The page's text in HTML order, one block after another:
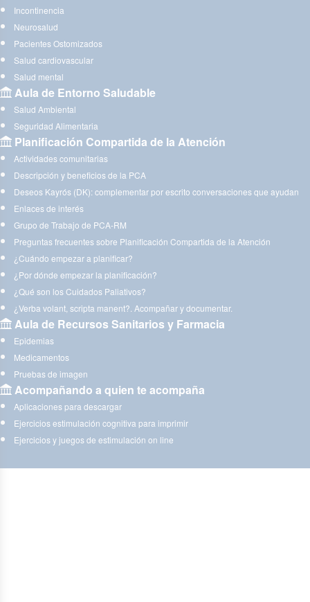
Incontinencia
Neurosalud
Pacientes Ostomizados
Salud cardiovascular
Salud mental
Aula de Entorno Saludable
Salud Ambiental
Seguridad Alimentaria
Planificación Compartida de la Atención
Actividades comunitarias
Descripción y beneficios de la PCA
Deseos Kayrós (DK): complementar por escrito conversaciones que ayudan
Enlaces de interés
Grupo de Trabajo de PCA-RM
Preguntas frecuentes sobre Planificación Compartida de la Atención
¿Cuándo empezar a planificar?
¿Por dónde empezar la planificación?
¿Qué son los Cuidados Paliativos?
¿Verba volant, scripta manent?. Acompañar y documentar.
Aula de Recursos Sanitarios y Farmacia
Epidemias
Medicamentos
Pruebas de imagen
Acompañando a quien te acompaña
Aplicaciones para descargar
Ejercicios estimulación cognitiva para imprimir
Ejercicios y juegos de estimulación on line